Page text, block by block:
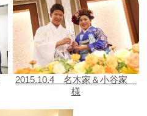
2015.10.4 名木家＆小谷家
様